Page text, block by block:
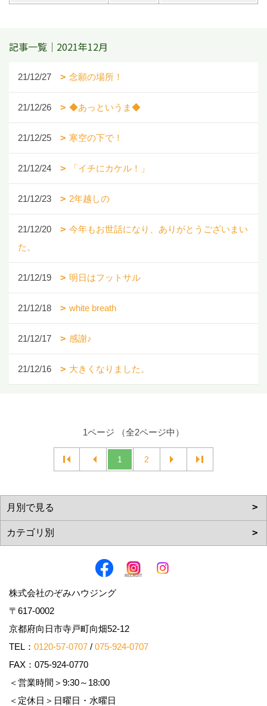
記事一覧｜2021年12月
21/12/27 念願の場所！
21/12/26 ◆あっというま◆
21/12/25 寒空の下で！
21/12/24 「イチにカケル！」
21/12/23 2年越しの
21/12/20
今年もお世話になり、ありがとうございまい
た。
21/12/19 明日はフットサル
21/12/18 white breath
21/12/17 感謝♪
21/12/16 大きくなりました。
1ページ （全2ページ中）
1 2
株式会社のぞみハウジング
〒617-0002
京都府向日市寺戸町向畑52-12
TEL： 0120-57-0707 / 075-924-0707
FAX：075-924-0770
＜営業時間＞9:30～18:00
＜定休日＞日曜日・水曜日